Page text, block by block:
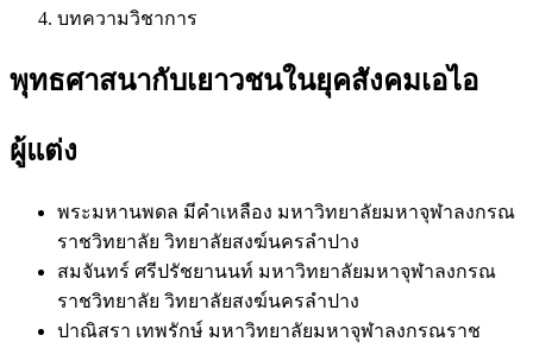
บทความวิชาการ
พุทธศาสนากับเยาวชนในยุคสังคมเอไอ
ผู้แต่ง
พระมหานพดล มีคำเหลือง มหาวิทยาลัยมหาจุฬาลงกรณ
ราชวิทยาลัย วิทยาลัยสงฆ์นครลำปาง
สมจันทร์ ศรีปรัชยานนท์ มหาวิทยาลัยมหาจุฬาลงกรณ
ราชวิทยาลัย วิทยาลัยสงฆ์นครลำปาง
ปาณิสรา เทพรักษ์ มหาวิทยาลัยมหาจุฬาลงกรณราช